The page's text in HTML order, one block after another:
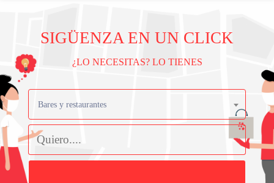
SIGÜENZA EN UN CLICK
¿LO NECESITAS? LO TIENES
Bares y restaurantes